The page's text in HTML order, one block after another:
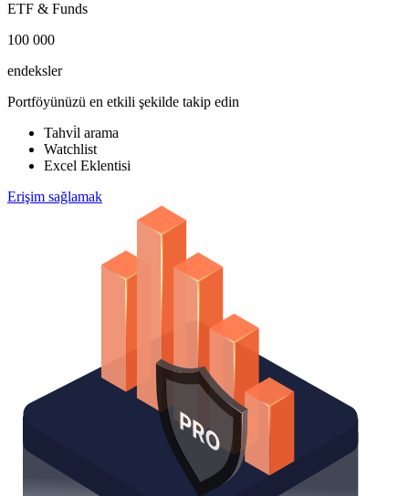
ETF & Funds
100 000
endeksler
Portföyünüzü en etkili şekilde takip edin
Tahvi̇l arama
Watchlist
Excel Eklentisi
Erişim sağlamak